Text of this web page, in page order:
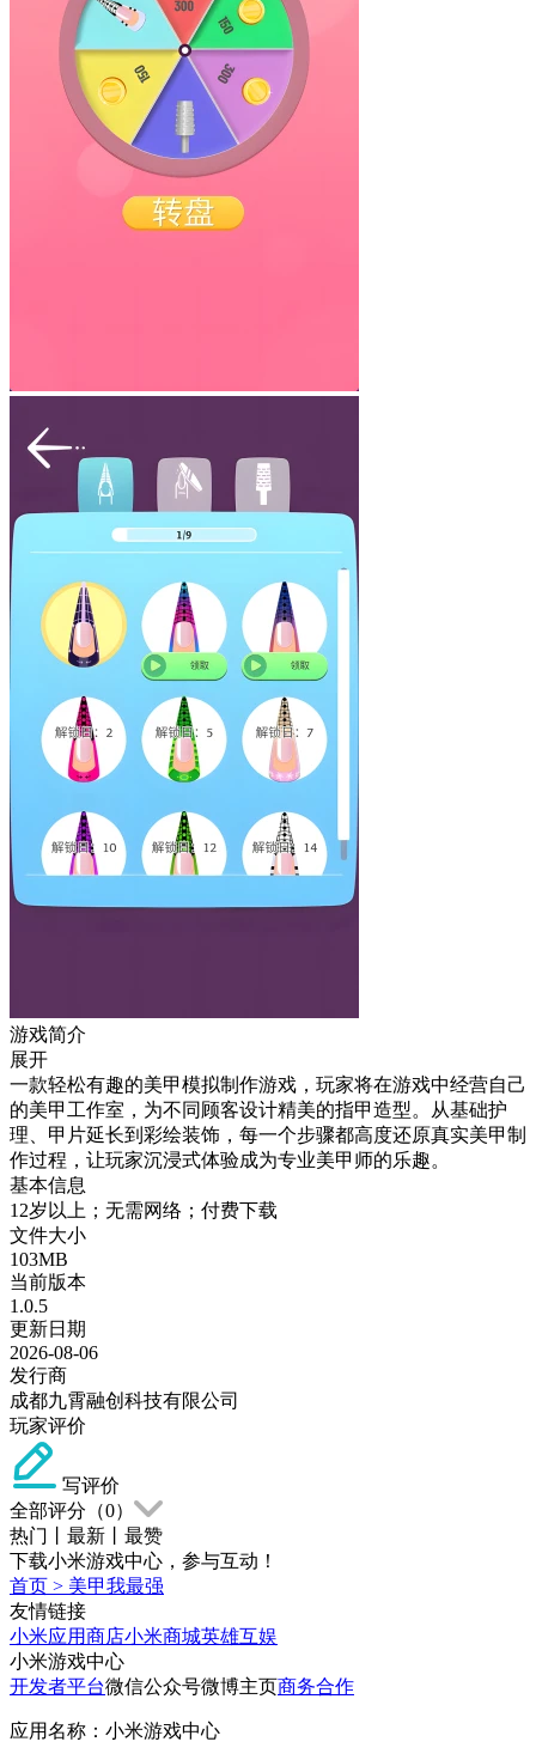
游戏简介
展开
一款轻松有趣的美甲模拟制作游戏，玩家将在游戏中经营自己
的美甲工作室，为不同顾客设计精美的指甲造型。从基础护
理、甲片延长到彩绘装饰，每一个步骤都高度还原真实美甲制
作过程，让玩家沉浸式体验成为专业美甲师的乐趣。
基本信息
12岁以上；无需网络；付费下载
文件大小
103MB
当前版本
1.0.5
更新日期
2026-08-06
发行商
成都九霄融创科技有限公司
玩家评价
写评价
全部评分（0）
热门
最新
最赞
下载小米游戏中心，参与互动！
首页 > 美甲我最强
友情链接
小米应用商店小米商城英雄互娱
小米游戏中心
开发者平台微信公众号微博主页商务合作
应用名称：小米游戏中心